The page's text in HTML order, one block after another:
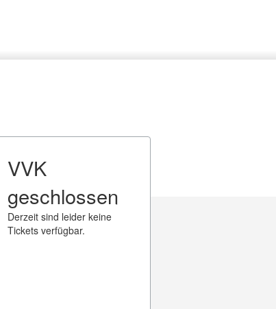
VVK
geschlossen
Derzeit sind leider keine
Tickets verfügbar.